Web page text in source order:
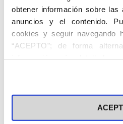
obtener información sobre las
anuncios y el contenido.
cookies y seguir navegando
“ACEPTO”; de forma
información más detallada y
en el botón "Personalizar".
visitar nuestra Política de